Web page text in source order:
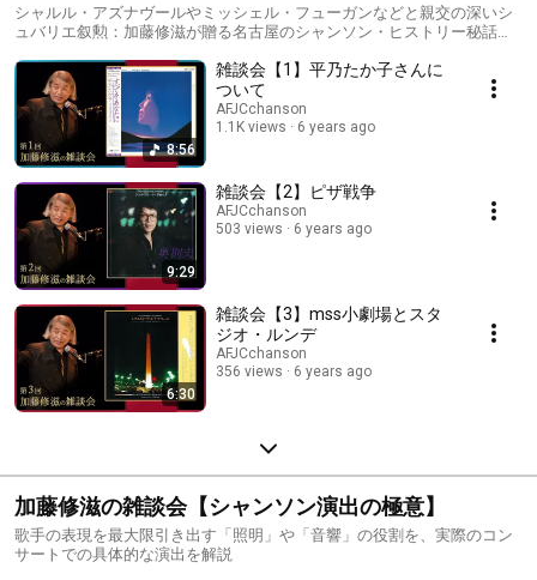
ー】
シャルル・アズナヴールやミッシェル・フューガンなどと親交の深いシ
ュバリエ叙勲：加藤修滋が贈る名古屋のシャンソン・ヒストリー秘話多
8:56
雑談会【1】平乃たか子さんに
ついて
AFJCchanson
1.1K views
6 years ago
9:29
雑談会【2】ピザ戦争
AFJCchanson
503 views
6 years ago
6:30
雑談会【3】mss小劇場とスタ
ジオ・ルンデ
AFJCchanson
356 views
6 years ago
加藤修滋の雑談会【シャンソン演出の極意】
歌手の表現を最大限引き出す「照明」や「音響」の役割を、実際のコン
サートでの具体的な演出を解説